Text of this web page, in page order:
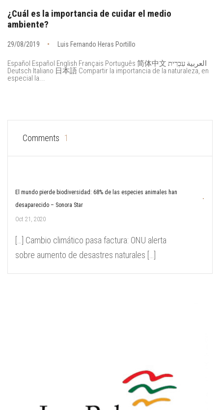
¿Cuál es la importancia de cuidar el medio
ambiente?
29/08/2019 Luis Fernando Heras Portillo
Español Español English Français Português 简体中文 العربية עִבְרִית
Deutsch Italiano 日本語 Compartir la importancia de la naturaleza, en
especial la...
Comments 1
El mundo pierde biodiversidad: 68% de las especies animales han
desaparecido – Sonora Star
Oct 21, 2020
[…] Cambio climático pasa factura: ONU alerta
sobre aumento de desastres naturales […]